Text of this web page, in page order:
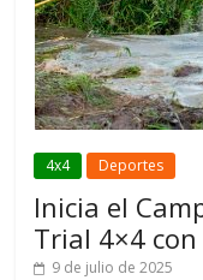
4x4 Deportes
Inicia el
Trial 4×4
9 de julio de 2025